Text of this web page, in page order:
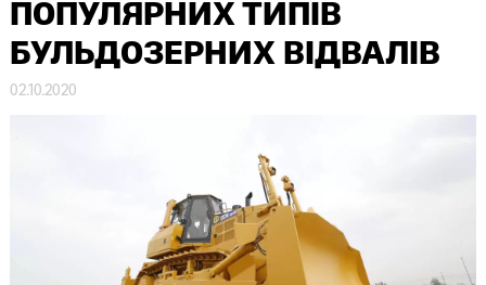
ПОПУЛЯРНИХ ТИПІВ
БУЛЬДОЗЕРНИХ ВІДВАЛІВ
02.10.2020